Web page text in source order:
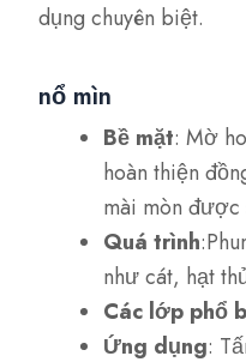
dụng chuyên biệt.
nổ mìn
Bề mặt: Mờ
hoàn thiện
mài mòn được
Quá trình
như cát, hạt
Các lớp phổ
Ứng dụng: